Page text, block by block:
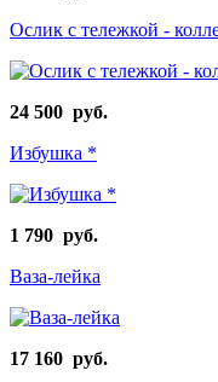
Ослик с тележкой -
24 500 руб.
Избушка *
1 790 руб.
Ваза-лейка
17 160 руб.